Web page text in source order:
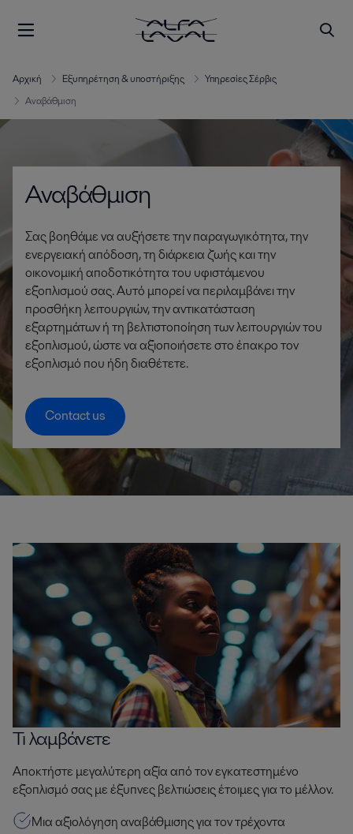
Αρχική Εξυπηρέτηση & υποστήριξης
Υπηρεσίες Σέρβις
Αναβάθμιση
Αναβάθμιση
Σας βοηθάμε να αυξήσετε την παραγωγικότητα, την
ενεργειακή απόδοση, τη διάρκεια ζωής και την
οικονομική αποδοτικότητα του υφιστάμενου
εξοπλισμού σας. Αυτό μπορεί να περιλαμβάνει την
προσθήκη λειτουργιών, την αντικατάσταση
εξαρτημάτων ή τη βελτιστοποίηση των λειτουργιών του
εξοπλισμού, ώστε να αξιοποιήσετε στο έπακρο τον
εξοπλισμό που ήδη διαθέτετε.
Contact us
Τι λαμβάνετε
Αποκτήστε μεγαλύτερη αξία από τον εγκατεστημένο
εξοπλισμό σας με έξυπνες βελτιώσεις έτοιμες για το μέλλον.
Μια αξιολόγηση αναβάθμισης για τον τρέχοντα